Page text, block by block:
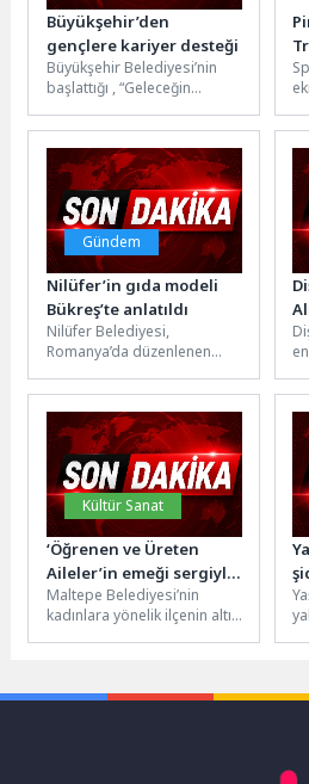
Büyükşehir’den
gençlere kariyer desteği
Büyükşehir Belediyesi’nin
başlattığı , “Geleceğin
etkinlikleriyle YKS
sonrasında tercih
sürecindeki gençler,
akademisyenler ve...
Gündem
Nilüfer’in gıda modeli
Bükreş’te anlatıldı
Nilüfer Belediyesi,
Romanya’da düzenlenen
toplantısında tarım
arazilerinin korunması ve
kentsel gıda güvenliği...
Kültür Sanat
‘Öğrenen ve Üreten
Aileler’in emeği sergiyle
taçlandı
Maltepe Belediyesi’nin
kadınlara yönelik ilçenin altı